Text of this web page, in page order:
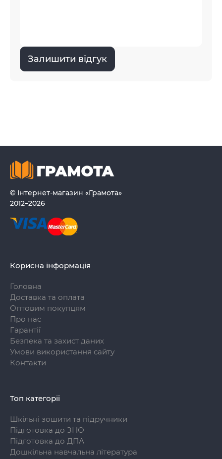
Залишити відгук
© Інтернет-магазин «Грамота»
2012–2026
Корисна інформація
Головна
Доставка та оплата
Оптовим покупцям
Про нас
Гарантії
Безпека та захист даних
Умови використання сайту
Контакти
Топ категорії
Шкільні зошити та підручники
Підготовка до ЗНО
Підготовка до ДПА
Дошкільна навчальна література